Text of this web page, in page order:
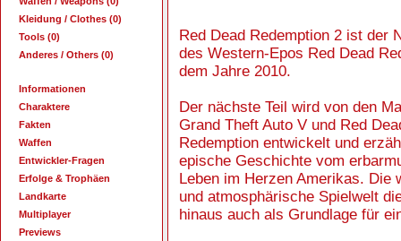
Kleidung / Clothes (0)
Tools (0)
Anderes / Others (0)
Informationen
Charaktere
Fakten
Waffen
Entwickler-Fragen
Erfolge & Trophäen
Landkarte
Multiplayer
Previews
Red Dead Redemption 2 ist der
des Western-Epos Red Dead
dem Jahre 2010.
Der nächste Teil wird von den
Grand Theft Auto V und Red
Redemption entwickelt und
epische Geschichte vom
Leben im Herzen Amerikas. Die
und atmosphärische Spielwelt
hinaus auch als Grundlage für